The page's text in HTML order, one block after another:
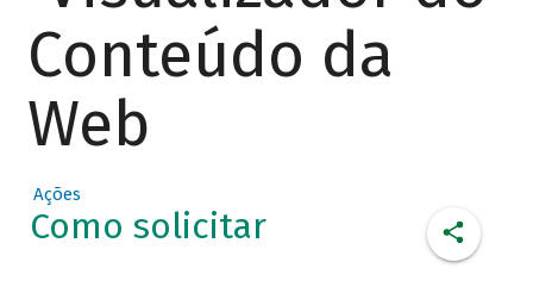
Conteúdo da
Web
Ações
Como solicitar